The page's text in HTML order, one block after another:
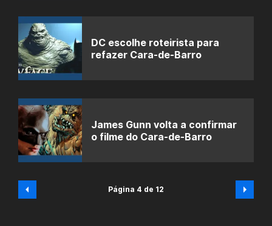
DC escolhe roteirista para
refazer Cara-de-Barro
James Gunn volta a confirmar
o filme do Cara-de-Barro
Página 4 de 12